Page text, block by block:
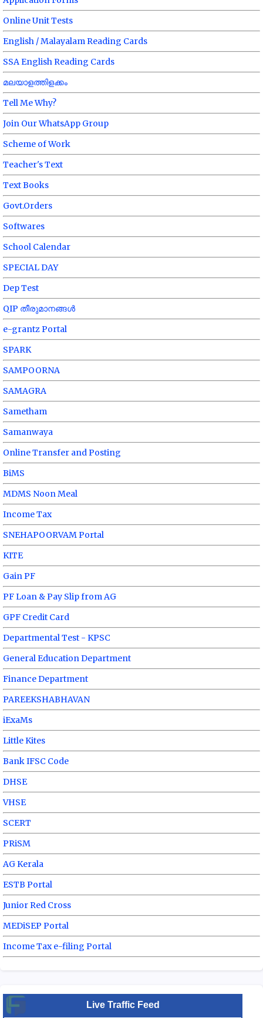
Online Unit Tests
English / Malayalam Reading Cards
SSA English Reading Cards
മലയാളത്തിളക്കം
Tell Me Why?
Join Our WhatsApp Group
Scheme of Work
Teacher's Text
Text Books
Govt.Orders
Softwares
School Calendar
SPECIAL DAY
Dep Test
QIP തീരുമാനങ്ങൾ
e-grantz Portal
SPARK
SAMPOORNA
SAMAGRA
Sametham
Samanwaya
Online Transfer and Posting
BiMS
MDMS Noon Meal
Income Tax
SNEHAPOORVAM Portal
KITE
Gain PF
PF Loan & Pay Slip from AG
GPF Credit Card
Departmental Test - KPSC
General Education Department
Finance Department
PAREEKSHABHAVAN
iExaMs
Little Kites
Bank IFSC Code
DHSE
VHSE
SCERT
PRiSM
AG Kerala
ESTB Portal
Junior Red Cross
MEDiSEP Portal
Income Tax e-filing Portal
Live Traffic Feed